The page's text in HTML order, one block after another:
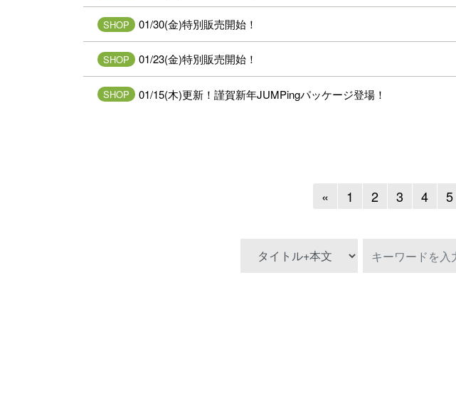
SHOP 01/30(金)特別販売開始！
SHOP 01/23(金)特別販売開始！
SHOP 01/15(木)更新！謹賀新年JUMPingパッケージ登場！
«Previous
1 2 3 4 5